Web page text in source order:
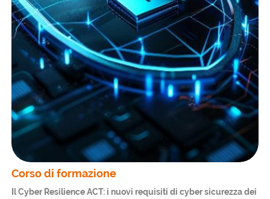
Corso di formazione
Il Cyber Resilience ACT: i nuovi requisiti di cyber sicurezza dei